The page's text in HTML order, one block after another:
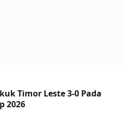
Timor Leste 3-0 Pada
2026